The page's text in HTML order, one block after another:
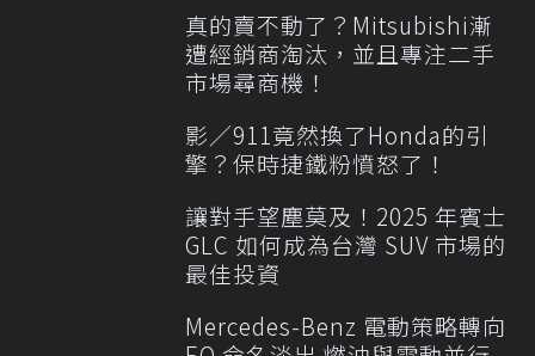
真的賣不動了？Mitsubishi漸
遭經銷商淘汰，並且專注二手
市場尋商機！
影／911竟然換了Honda的引
擎？保時捷鐵粉憤怒了！
讓對手望塵莫及！2025 年賓士
GLC 如何成為台灣 SUV 市場的
最佳投資
Mercedes-Benz 電動策略轉向